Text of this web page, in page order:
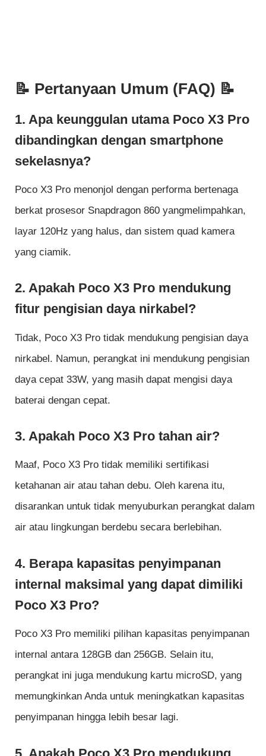
📝 Pertanyaan Umum (FAQ) 📝
1. Apa keunggulan utama Poco X3 Pro
dibandingkan dengan smartphone
sekelasnya?
Poco X3 Pro menonjol dengan performa bertenaga
berkat prosesor Snapdragon 860 yangmelimpahkan,
layar 120Hz yang halus, dan sistem quad kamera
yang ciamik.
2. Apakah Poco X3 Pro mendukung
fitur pengisian daya nirkabel?
Tidak, Poco X3 Pro tidak mendukung pengisian daya
nirkabel. Namun, perangkat ini mendukung pengisian
daya cepat 33W, yang masih dapat mengisi daya
baterai dengan cepat.
3. Apakah Poco X3 Pro tahan air?
Maaf, Poco X3 Pro tidak memiliki sertifikasi
ketahanan air atau tahan debu. Oleh karena itu,
disarankan untuk tidak menyuburkan perangkat dalam
air atau lingkungan berdebu secara berlebihan.
4. Berapa kapasitas penyimpanan
internal maksimal yang dapat dimiliki
Poco X3 Pro?
Poco X3 Pro memiliki pilihan kapasitas penyimpanan
internal antara 128GB dan 256GB. Selain itu,
perangkat ini juga mendukung kartu microSD, yang
memungkinkan Anda untuk meningkatkan kapasitas
penyimpanan hingga lebih besar lagi.